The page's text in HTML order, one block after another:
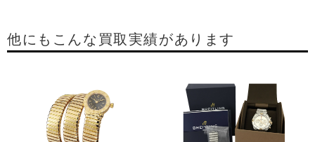
他にもこんな買取実績があります